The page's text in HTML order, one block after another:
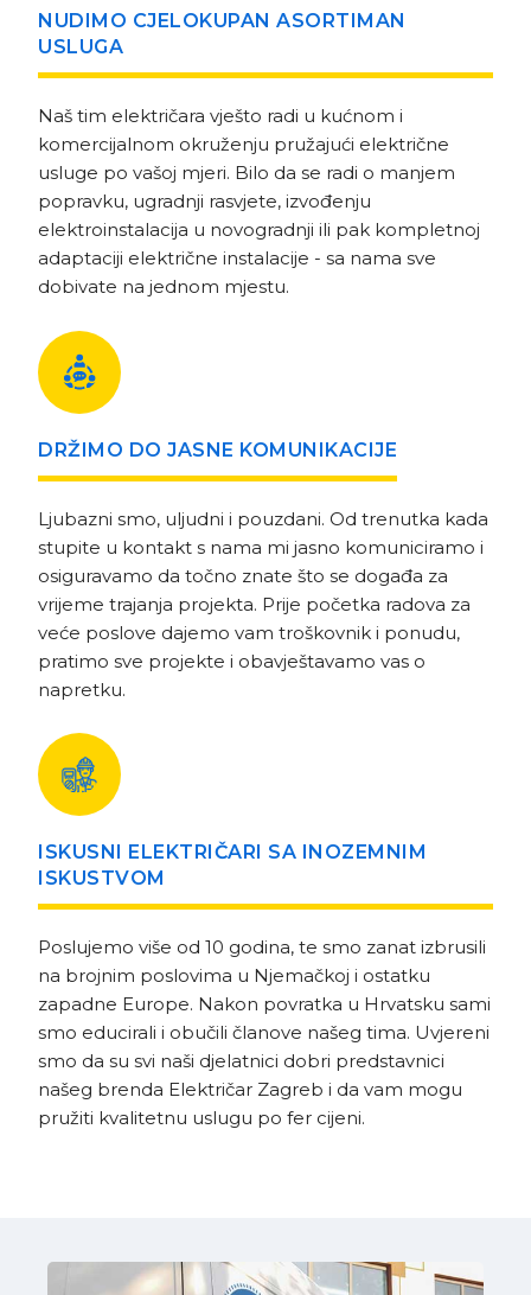
NUDIMO CJELOKUPAN ASORTIMAN
USLUGA
Naš tim električara vješto radi u kućnom i
komercijalnom okruženju pružajući električne
usluge po vašoj mjeri. Bilo da se radi o manjem
popravku, ugradnji rasvjete, izvođenju
elektroinstalacija u novogradnji ili pak kompletnoj
adaptaciji električne instalacije - sa nama sve
dobivate na jednom mjestu.
DRŽIMO DO JASNE KOMUNIKACIJE
Ljubazni smo, uljudni i pouzdani. Od trenutka kada
stupite u kontakt s nama mi jasno komuniciramo i
osiguravamo da točno znate što se događa za
vrijeme trajanja projekta. Prije početka radova za
veće poslove dajemo vam troškovnik i ponudu,
pratimo sve projekte i obavještavamo vas o
napretku.
ISKUSNI ELEKTRIČARI SA INOZEMNIM
ISKUSTVOM
Poslujemo više od 10 godina, te smo zanat izbrusili
na brojnim poslovima u Njemačkoj i ostatku
zapadne Europe. Nakon povratka u Hrvatsku sami
smo educirali i obučili članove našeg tima. Uvjereni
smo da su svi naši djelatnici dobri predstavnici
našeg brenda Električar Zagreb i da vam mogu
pružiti kvalitetnu uslugu po fer cijeni.